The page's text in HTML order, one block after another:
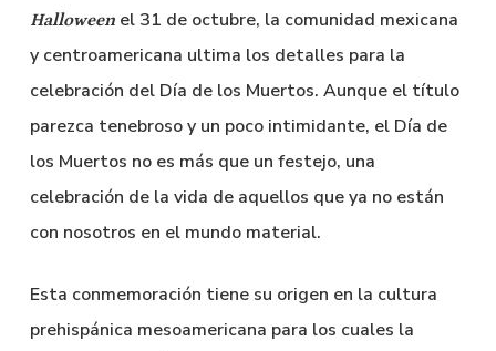
Halloween el 31 de octubre, la comunidad mexicana
y centroamericana ultima los detalles para la
celebración del Día de los Muertos. Aunque el título
parezca tenebroso y un poco intimidante, el Día de
los Muertos no es más que un festejo, una
celebración de la vida de aquellos que ya no están
con nosotros en el mundo material.
Esta conmemoración tiene su origen en la cultura
prehispánica mesoamericana para los cuales la